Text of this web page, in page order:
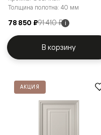
Толщина полотна: 40 мм
78 850 ₽91 410 ₽ i
В корзину
АКЦИЯ